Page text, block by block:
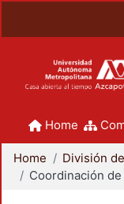
Home
Home